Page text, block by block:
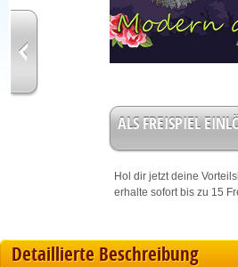
ALS FREISPIEL
Hol dir jetzt deine
erhalte sofort bis zu 15
Detaillierte Beschreibung